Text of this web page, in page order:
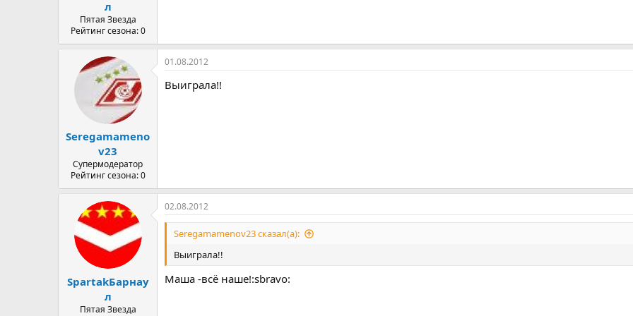
л
Пятая Звезда
Рейтинг сезона: 0
Seregamameno
v23
Супермодератор
Рейтинг сезона: 0
01.08.2012
Выиграла!!
SpartakБарнау
л
Пятая Звезда
02.08.2012
Seregamamenov23 сказал(а):
Выиграла!!
Маша -всё наше!:sbravo: